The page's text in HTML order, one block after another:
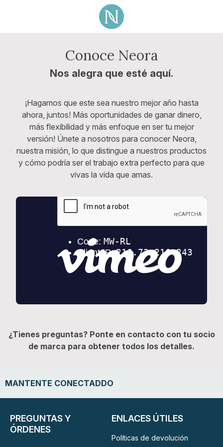
Conoce Neora
Nos alegra que esté aquí.
¡Hagamos que este sea nuestro mejor año hasta
ahora, juntos! Más oportunidades de ganar dinero,
más flexibilidad y más enfoque en ser tu mejor
versión! Únete a nosotros para conocer Neora,
nuestra misión, lo que distingue a nuestros productos
y cómo podría ser el trabajo extra perfecto para que
vivas la vida que amas.
¿Tienes preguntas? Ponte en contacto con tu socio
de marca para obtener todos los detalles.
MANTENTE CONECTADDO
PREGUNTAS Y
ÓRDENES
ENLACES ÚTILES
Políticas de devolución